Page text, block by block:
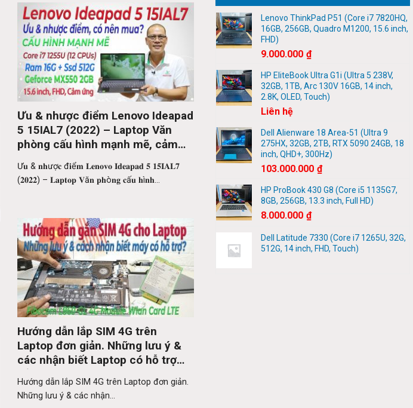
Ưu & nhược điểm Lenovo Ideapad
5 15IAL7 (2022) – Laptop Văn
phòng cấu hình mạnh mẽ, cảm
Ư𝐮 & 𝐧𝐡ượ𝐜 đ𝐢ể𝐦 𝐋𝐞𝐧𝐨𝐯𝐨 𝐈𝐝𝐞𝐚𝐩𝐚𝐝 𝟓 𝟏𝟓𝐈𝐀𝐋𝟕
(𝟐𝟎𝟐𝟐) – 𝐋𝐚𝐩𝐭𝐨𝐩 𝐕ă𝐧 𝐩𝐡ò𝐧𝐠 𝐜ấ𝐮 𝐡ì𝐧𝐡...
Hướng dẫn lắp SIM 4G trên
Laptop đơn giản. Những lưu ý &
các nhận biết Laptop có hỗ trợ
gắn SIM?
Hướng dẫn lắp SIM 4G trên Laptop đơn giản.
Những lưu ý & các nhận...
9310
đáng
mua
in
1
cảm
mua
nhất
Lenovo ThinkPad P51 (Core i7 7820HQ,
16GB, 256GB, Quadro M1200, 15.6 inch,
FHD)
9.000.000 ₫
HP EliteBook Ultra G1i (Ultra 5 238V,
32GB, 1TB, Arc 130V 16GB, 14 inch,
2.8K, OLED, Touch)
Liên hệ
Dell Alienware 18 Area-51 (Ultra 9
275HX, 32GB, 2TB, RTX 5090 24GB, 18
inch, QHD+, 300Hz)
103.000.000 ₫
HP ProBook 430 G8 (Core i5 1135G7,
8GB, 256GB, 13.3 inch, Full HD)
8.000.000 ₫
Dell Latitude 7330 (Core i7 1265U, 32G,
512G, 14 inch, FHD, Touch)